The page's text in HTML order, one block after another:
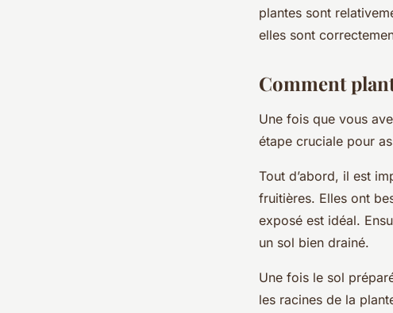
plantes sont
elles sont
Comment
Une fois que vous
étape cruciale pour
Tout d’abord, il est
fruitières. Elles ont
exposé est idéal.
un sol bien drainé.
Une fois le sol
les racines de la